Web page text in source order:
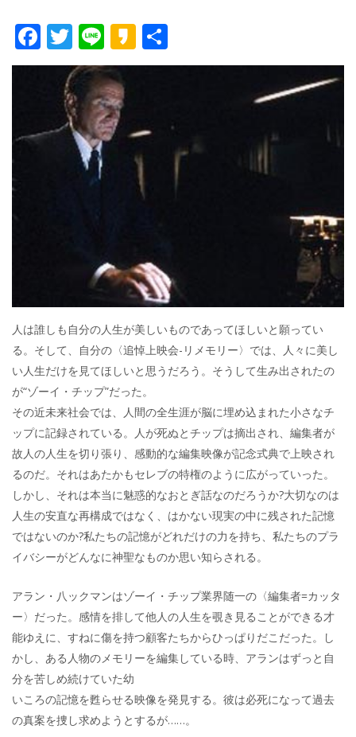
F
ac
o
T
w
itt
er
Li
n
e
K
a
o
有
人は誰しも自分の人生が美しいものであってほしいと願ってい
る。そして、自分の〈追悼上映会-リメモリー〉では、人々に美し
い人生だけを見てほしいと思うだろう。そうして生み出されたの
が“ゾーイ・チップ”だった。
その近未来社会では、人間の全生涯が脳に埋め込まれた小さなチ
ップに記録されている。人が死ぬとチップは摘出され、編集者が
故人の人生を切り張り、感動的な編集映像が記念式典で上映され
るのだ。それはあたかもセレブの特権のように広がっていった。
しかし、それは本当に魅惑的なおとぎ話なのだろうか?大切なのは
人生の安直な再構成ではなく、はかない現実の中に残された記憶
ではないのか?私たちの記憶がどれだけの力を持ち、私たちのプラ
イバシーがどんなに神聖なものか思い知らされる。
アラン・八ックマンはゾーイ・チップ業界随一の〈編集者=カッタ
ー〉だった。感情を排して他人の人生を覗き見ることができる才
能ゆえに、すねに傷を持つ顧客たちからひっぱりだこだった。し
かし、ある人物のメモリーを編集している時、アランはずっと自
分を苦しめ続けていた幼
いころの記憶を甦らせる映像を発見する。彼は必死になって過去
の真案を捜し求めようとするが……。